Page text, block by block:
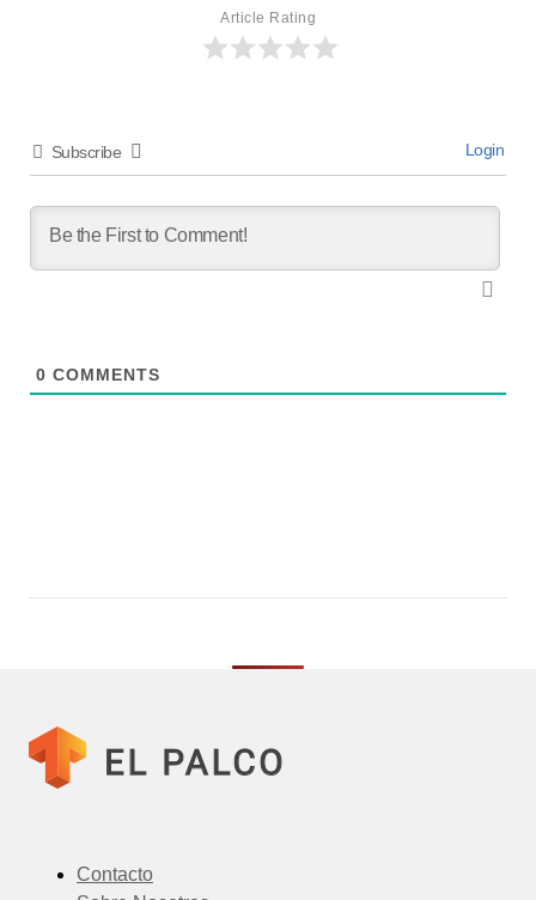
Article Rating
Subscribe Login
0 COMMENTS
Contacto